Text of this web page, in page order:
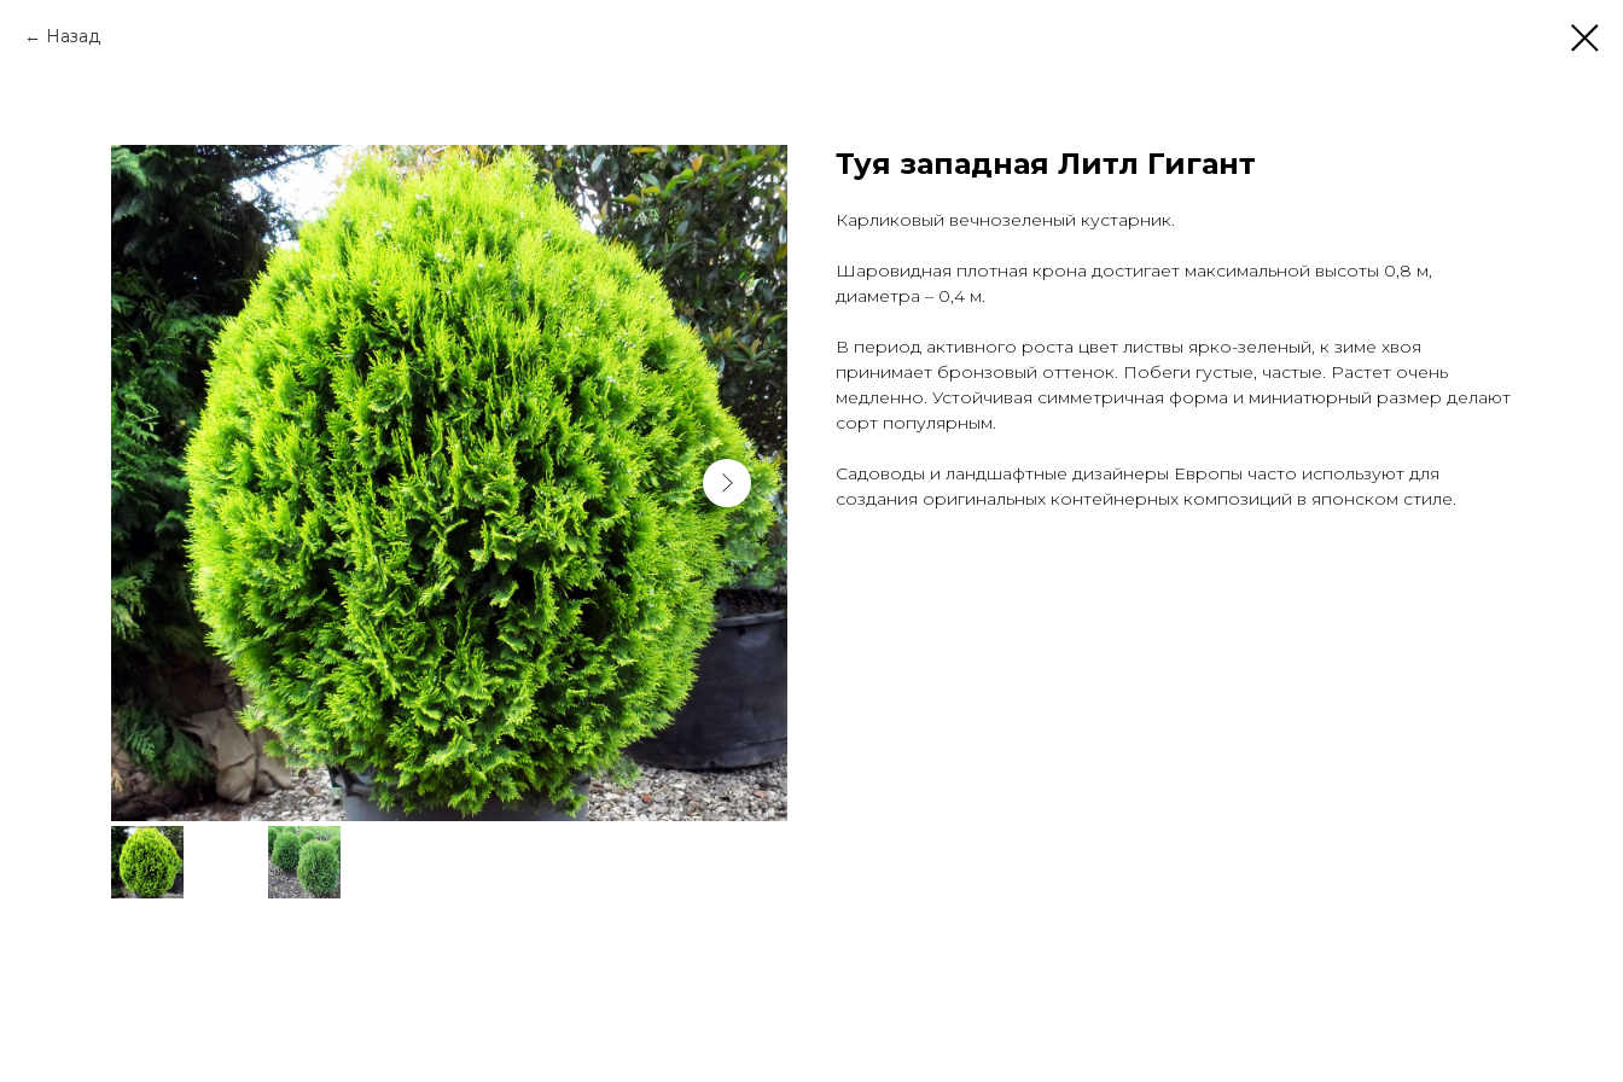
Назад
Туя западная Литл Гигант
Карликовый вечнозеленый кустарник.
Шаровидная плотная крона достигает максимальной высоты 0,8 м,
диаметра – 0,4 м.
В период активного роста цвет листвы ярко-зеленый, к зиме хвоя
принимает бронзовый оттенок. Побеги густые, частые. Растет очень
медленно. Устойчивая симметричная форма и миниатюрный размер делают
сорт популярным.
Садоводы и ландшафтные дизайнеры Европы часто используют для
создания оригинальных контейнерных композиций в японском стиле.